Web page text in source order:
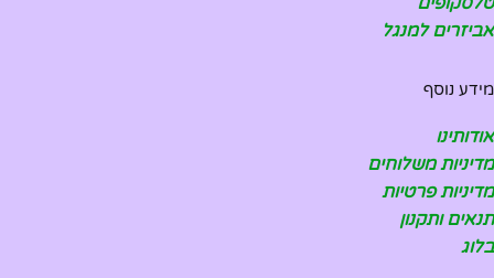
אביזרים למנגל
מידע נוסף
אודותינו
מדיניות משלוחים
מדיניות פרטיות
תנאים ותקנון
בלוג